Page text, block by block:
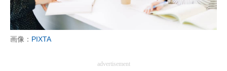
画像： PIXTA
advertisement